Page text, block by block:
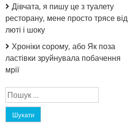
Дівчата, я пишу це з туалету
ресторану, мене просто трясе від
люті і шоку
Хроніки сорому, або Як поза
ластівки зруйнувала побачення
мрії
Пошук: